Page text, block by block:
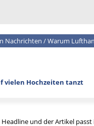
Nachrichten /Warum
vielen Hochzeiten tanzt
Headline und der Artikel